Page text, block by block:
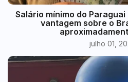
​Salário mínimo do
vantagem sobre o
julho 01,